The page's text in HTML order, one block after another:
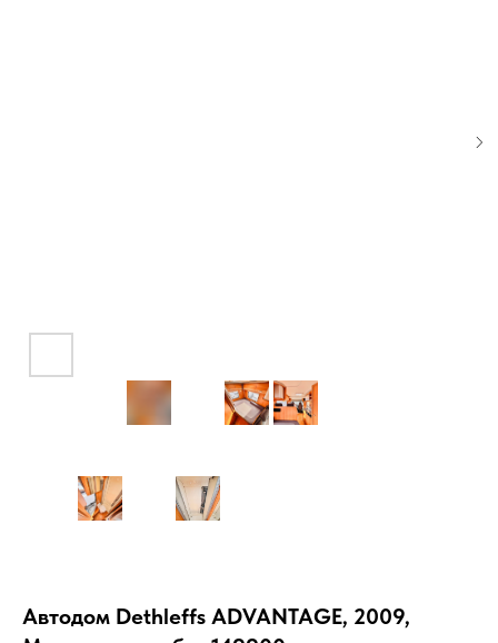
Автодом Dethleffs ADVANTAGE, 2009,